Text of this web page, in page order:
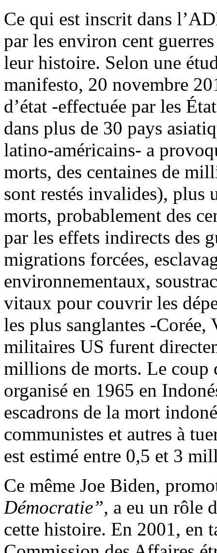
Ce qui est inscrit dans
par les environ cent
leur histoire. Selon une
manifesto, 20 novembre
d’état -effectuée par les
dans plus de 30 pays
latino-américains- a
morts, des centaines de
sont restés invalides), plus
morts, probablement des
par les effets indirects des
migrations forcées,
environnementaux,
vitaux pour couvrir les
les plus sanglantes -
militaires US furent
millions de morts. Le coup
organisé en 1965 en
escadrons de la mort
communistes et autres à
est estimé entre 0,5 et 3
Ce même Joe Biden,
Démocratie”, a eu un rôle
cette histoire. En 2001, en